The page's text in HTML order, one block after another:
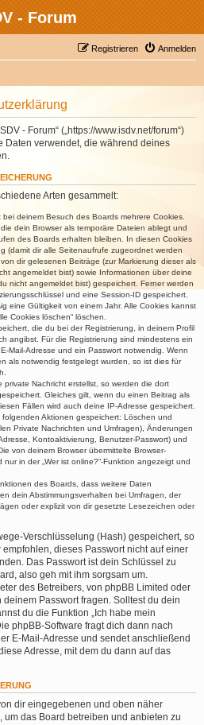
- Forum
Anmelden
Registrieren
- Forum“ („https://www.isdv.net/forum“)
Daten verwendet, die während deines
Arten gesammelt:
deinem Besuch des Boards mehrere Cookies.
dein Browser als temporäre Dateien ablegt und
des Boards erhalten bleiben. In diesen Cookies
(damit dir alle Seitenaufrufe zugeordnet werden
dir gelesenen Beiträge (zur Markierung dieser als
angemeldet bist) sowie Informationen über deine
nicht angemeldet bist) gespeichert. Ferner werden
und eine Session-ID gespeichert.
eine Gültigkeit von einem Jahr. Alle Cookies kannst
Cookies löschen“ löschen.
die du bei der Registrierung, in deinem Profil
angibst. Für die Registrierung sind mindestens ein
Mail-Adresse und ein Passwort notwendig. Wenn
als notwendig festgelegt wurden, so ist dies für
Nachricht erstellst, so werden die dort
Gleiches gilt, wenn du einen Beitrag als
Fällen wird auch deine IP-Adresse gespeichert.
Aktionen gespeichert: Löschen und
Private Nachrichten und Umfragen), Änderungen
Kontoaktivierung, Benutzer-Passwort) und
von deinem Browser übermittelte Browser-
in der „Wer ist online?“-Funktion angezeigt und
des Boards, dass weitere Daten
dein Abstimmungsverhalten bei Umfragen, der
oder explizit von dir gesetzte Lesezeichen oder
Verschlüsselung (Hash) gespeichert, so
dieses Passwort nicht auf einer
Das Passwort ist dein Schlüssel zu
also geh mit ihm sorgsam um.
des Betreibers, von phpBB Limited oder
Passwort fragen. Solltest du dein
du die Funktion „Ich habe mein
phpBB-Software fragt dich dann nach
E-Mail-Adresse und sendet anschließend
Adresse, mit dem du dann auf das
dir eingegebenen und oben näher
das Board betreiben und anbieten zu